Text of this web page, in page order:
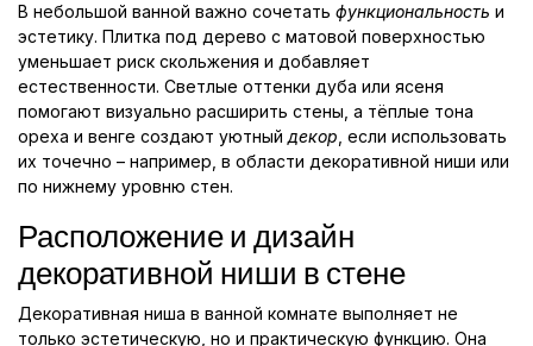
В небольшой ванной важно сочетать функциональность и
эстетику. Плитка под дерево с матовой поверхностью
уменьшает риск скольжения и добавляет
естественности. Светлые оттенки дуба или ясеня
помогают визуально расширить стены, а тёплые тона
ореха и венге создают уютный декор , если использовать
их точечно – например, в области декоративной ниши или
по нижнему уровню стен.
Расположение и дизайн
декоративной ниши в стене
Декоративная ниша в ванной комнате выполняет не
только эстетическую, но и практическую функцию. Она